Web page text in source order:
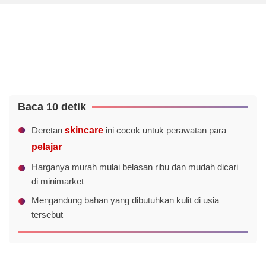
Baca 10 detik
Deretan skincareini cocok untuk perawatan para
pelajar
Harganya murah mulai belasan ribu dan mudah dicari
di minimarket
Mengandung bahan yang dibutuhkan kulit di usia
tersebut